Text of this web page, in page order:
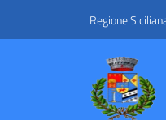
Regione